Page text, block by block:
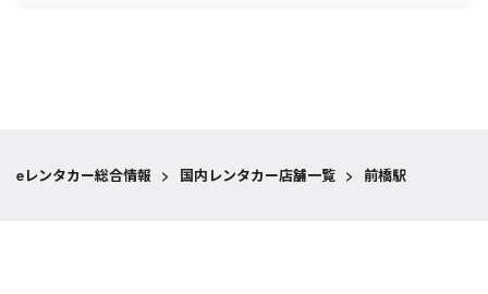
eレンタカー総合情報 > 国内レンタカー店舗一覧 > 前橋駅